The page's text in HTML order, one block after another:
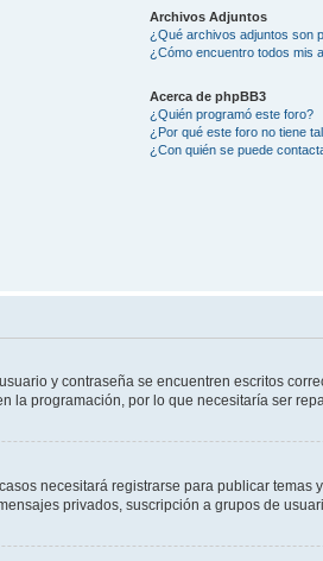
Archivos Adjuntos
¿Qué archivos adjuntos son
¿Cómo encuentro todos mis
Acerca de phpBB3
¿Quién programó este foro?
¿Por qué este foro no tiene
¿Con quién se puede
y contraseña se encuentren escritos
la programación, por lo que necesitaría ser
necesitará registrarse para publicar
privados, suscripción a grupos de